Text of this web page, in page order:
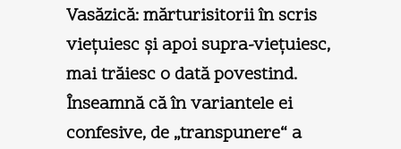
Vasăzică: mărturisitorii în scris
vieţuiesc şi apoi supra-vieţuiesc,
mai trăiesc o dată povestind.
Înseamnă că în variantele ei
confesive, de „transpunere“ a